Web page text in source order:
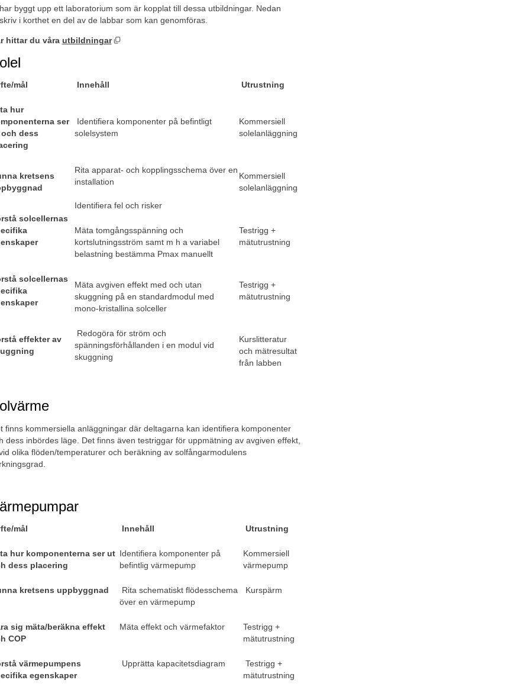
byggt upp ett laboratorium som är kopplat till dessa utbildningar. Nedan
i korthet en del av de labbar som kan genomföras.
hittar du våra utbildningar Öppnas i nytt fönster.
mål Innehåll Utrustning
hur
ser
dess
Identifiera komponenter på befintligt
solelsystem
Kommersiell
solelanläggning
kretsens
Rita apparat- och kopplingsschema över en
installation
Identifiera fel och risker
Kommersiell
solelanläggning
solcellernas
Mäta tomgångsspänning och
kortslutningsström samt m h a variabel
belastning bestämma Pmax manuellt
Testrigg +
mätutrustning
solcellernas
Mäta avgiven effekt med och utan
skuggning på en standardmodul med
mono-kristallina solceller
Testrigg +
mätutrustning
effekter av
Redogöra för ström och
spänningsförhållanden i en modul vid
skuggning
Kurslitteratur
och mätresultat
från labben
finns kommersiella anläggningar där deltagarna kan identifiera komponenter
dess inbördes läge. Det finns även testriggar för uppmätning av avgiven effekt,
olika flöden/temperaturer och beräkning av solfångarmodulens
mål Innehåll Utrustning
hur komponenterna ser ut
dess placering
Identifiera komponenter på
befintlig värmepump
Kommersiell
värmepump
kretsens uppbyggnad
Rita schematiskt flödesschema
över en värmepump
Kurspärm
sig mäta/beräkna effekt
COP
Mäta effekt och värmefaktor
Testrigg +
mätutrustning
värmepumpens
egenskaper
Upprätta kapacitetsdiagram
Testrigg +
mätutrustning